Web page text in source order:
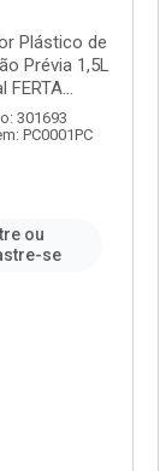
Plástico de
Prévia 1,5L
FERTA...
301693
PC0001PC
ou
se